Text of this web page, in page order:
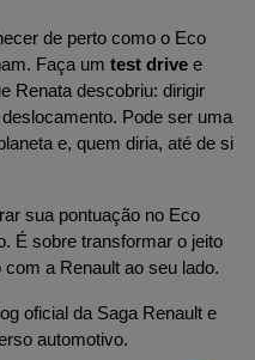
de perto como o Eco
Faça um test drive e
Renata descobriu: dirigir
Pode ser uma
e, quem diria, até de si
sua pontuação no Eco
É sobre transformar o jeito
a Renault ao seu lado.
oficial da Saga Renault e
automotivo.